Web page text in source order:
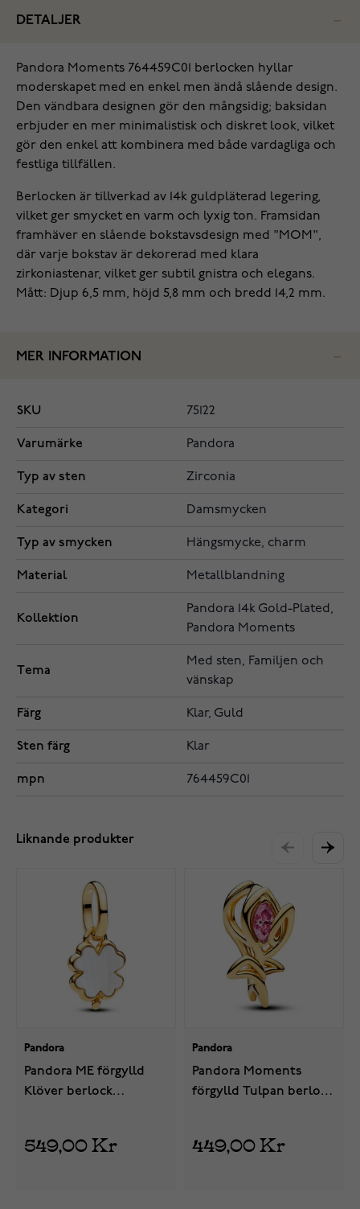
DETALJER
‌Pandora Moments 764459C01 berlocken hyllar
moderskapet med en enkel men ändå slående design.
Den vändbara designen gör den mångsidig; baksidan
erbjuder en mer minimalistisk och diskret look, vilket
gör den enkel att kombinera med både vardagliga och
festliga tillfällen.
Berlocken är tillverkad av 14k guldpläterad legering,
vilket ger smycket en varm och lyxig ton. Framsidan
framhäver en slående bokstavsdesign med "MOM",
där varje bokstav är dekorerad med klara
zirkoniastenar, vilket ger subtil gnistra och elegans.
Mått: Djup 6,5 mm, höjd 5,8 mm och bredd 14,2 mm.
MER INFORMATION
SKU 75122
Varumärke Pandora
Typ av sten Zirconia
Kategori Damsmycken
Typ av smycken Hängsmycke, charm
Material Metallblandning
Kollektion
Pandora 14k Gold-Plated,
Pandora Moments
Tema
Med sten, Familjen och
vänskap
Färg Klar, Guld
Sten färg Klar
mpn 764459C01
Liknande produkter
Pandora
Pandora ME förgylld
Klöver berlock
549,00 Kr
Pandora
Pandora Moments
förgylld Tulpan berlock
449,00 Kr